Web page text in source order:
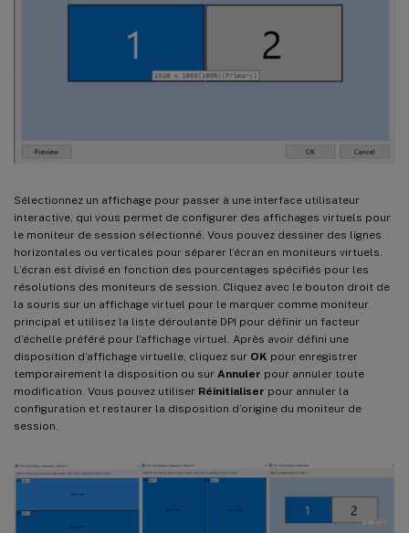
Sélectionnez un affichage pour passer à une interface utilisateur
interactive, qui vous permet de configurer des affichages virtuels pour
le moniteur de session sélectionné. Vous pouvez dessiner des lignes
horizontales ou verticales pour séparer l’écran en moniteurs virtuels.
L’écran est divisé en fonction des pourcentages spécifiés pour les
résolutions des moniteurs de session. Cliquez avec le bouton droit de
la souris sur un affichage virtuel pour le marquer comme moniteur
principal et utilisez la liste déroulante DPI pour définir un facteur
d’échelle préféré pour l’affichage virtuel. Après avoir défini une
disposition d’affichage virtuelle, cliquez sur OK pour enregistrer
temporairement la disposition ou sur Annuler pour annuler toute
modification. Vous pouvez utiliser Réinitialiser pour annuler la
configuration et restaurer la disposition d’origine du moniteur de
session.